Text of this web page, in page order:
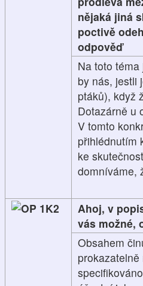
nějaká jiná
poctivě
odpověď
Na toto
by nás, jestli
ptáků), když
Dotazárně u
V tomto
přihlédnutím
ke
domníváme,
1K2
Ahoj, v
vás možné,
Obsahem